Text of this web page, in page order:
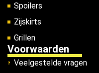
Spoilers
Zijskirts
Grillen
Voorwaarden
Veelgestelde vragen